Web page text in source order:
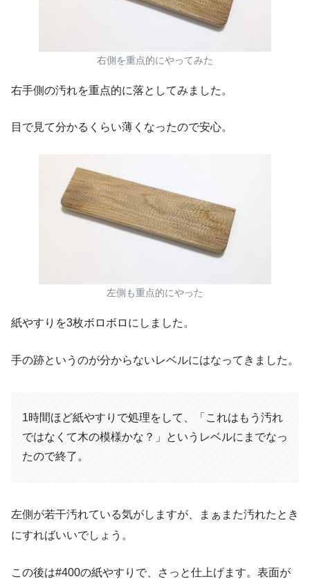
右側を重点的にやってみた
右手側の汚れを重点的に落としてみました。
目で見て分かるくらい薄くなったので安心。
左側も重点的にやった
紙やすりを3枚ボロボロにしました。
手の跡というのが分からないレベルにはなってきました。
1時間ほど紙やすりで処理をして、「これはもう汚れ
ではなくて木の模様かな？」というレベルにまでなっ
たので終了。
左側が若干汚れている気がしますが、まぁまた汚れたとき
にすればいいでしょう。
この後は#400の紙やすりで、さっと仕上げます。表面が